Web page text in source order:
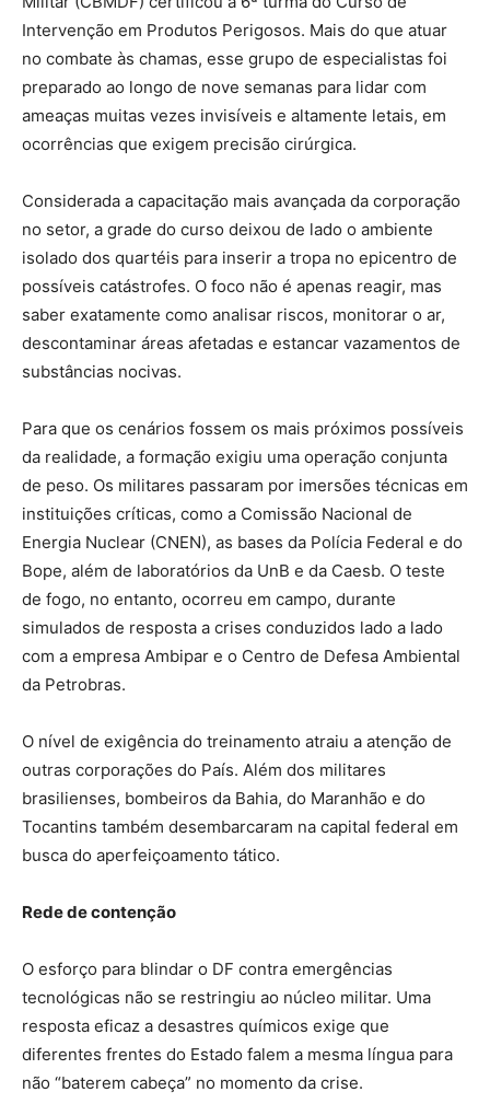
Intervenção em Produtos Perigosos. Mais do que atuar
no combate às chamas, esse grupo de especialistas foi
preparado ao longo de nove semanas para lidar com
ameaças muitas vezes invisíveis e altamente letais, em
ocorrências que exigem precisão cirúrgica.
Considerada a capacitação mais avançada da corporação
no setor, a grade do curso deixou de lado o ambiente
isolado dos quartéis para inserir a tropa no epicentro de
possíveis catástrofes. O foco não é apenas reagir, mas
saber exatamente como analisar riscos, monitorar o ar,
descontaminar áreas afetadas e estancar vazamentos de
substâncias nocivas.
Para que os cenários fossem os mais próximos possíveis
da realidade, a formação exigiu uma operação conjunta
de peso. Os militares passaram por imersões técnicas em
instituições críticas, como a Comissão Nacional de
Energia Nuclear (CNEN), as bases da Polícia Federal e do
Bope, além de laboratórios da UnB e da Caesb. O teste
de fogo, no entanto, ocorreu em campo, durante
simulados de resposta a crises conduzidos lado a lado
com a empresa Ambipar e o Centro de Defesa Ambiental
da Petrobras.
O nível de exigência do treinamento atraiu a atenção de
outras corporações do País. Além dos militares
brasilienses, bombeiros da Bahia, do Maranhão e do
Tocantins também desembarcaram na capital federal em
busca do aperfeiçoamento tático.
Rede de contenção
O esforço para blindar o DF contra emergências
tecnológicas não se restringiu ao núcleo militar. Uma
resposta eficaz a desastres químicos exige que
diferentes frentes do Estado falem a mesma língua para
não “baterem cabeça” no momento da crise.